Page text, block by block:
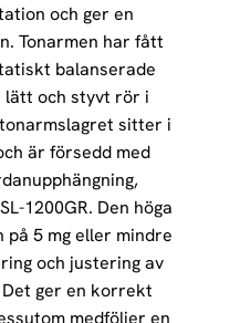
och ger en
Tonarmen har fått
balanserade
lätt och styvt rör i
sitter i
är försedd med
1200GR. Den höga
5 mg eller mindre
och justering av
ger en korrekt
medföljer en